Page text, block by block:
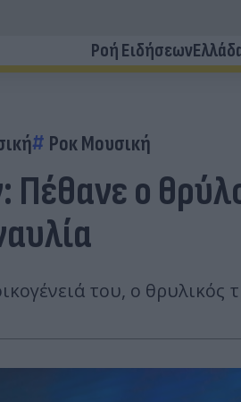
Ροή Ειδήσεων
Ροκ Μουσική
Πέθανε ο
του, ο θρυλικός